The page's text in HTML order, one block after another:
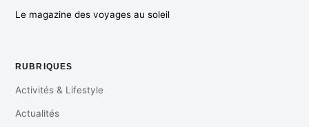
Le magazine des voyages au soleil
RUBRIQUES
Activités & Lifestyle
Actualités